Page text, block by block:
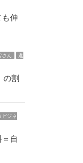
伸
ん
進
の割
ビジネ
自